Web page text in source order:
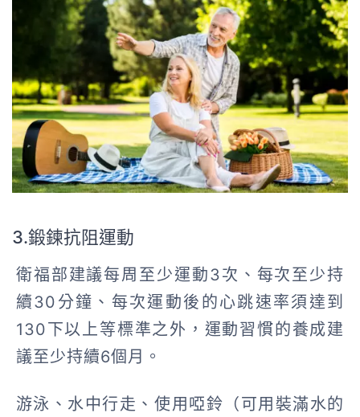
3.鍛鍊抗阻運動
衛福部建議每周至少運動3次、每次至少持
續30分鐘、每次運動後的心跳速率須達到
130下以上等標準之外，運動習慣的養成建
議至少持續6個月。
游泳、水中行走、使用啞鈴（可用裝滿水的